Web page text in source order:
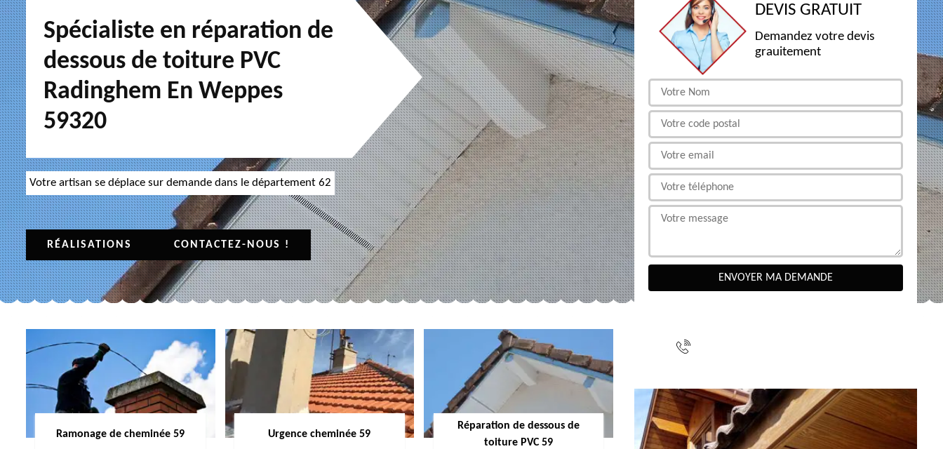
Spécialiste en réparation de
dessous de toiture PVC
Radinghem En Weppes
59320
Votre artisan se déplace sur demande dans le département 62
RÉALISATIONS CONTACTEZ-NOUS !
Ramonage de cheminée 59 Urgence cheminée 59
Réparation de dessous de
toiture PVC 59
DEVIS GRATUIT
Demandez votre devis
grauitement